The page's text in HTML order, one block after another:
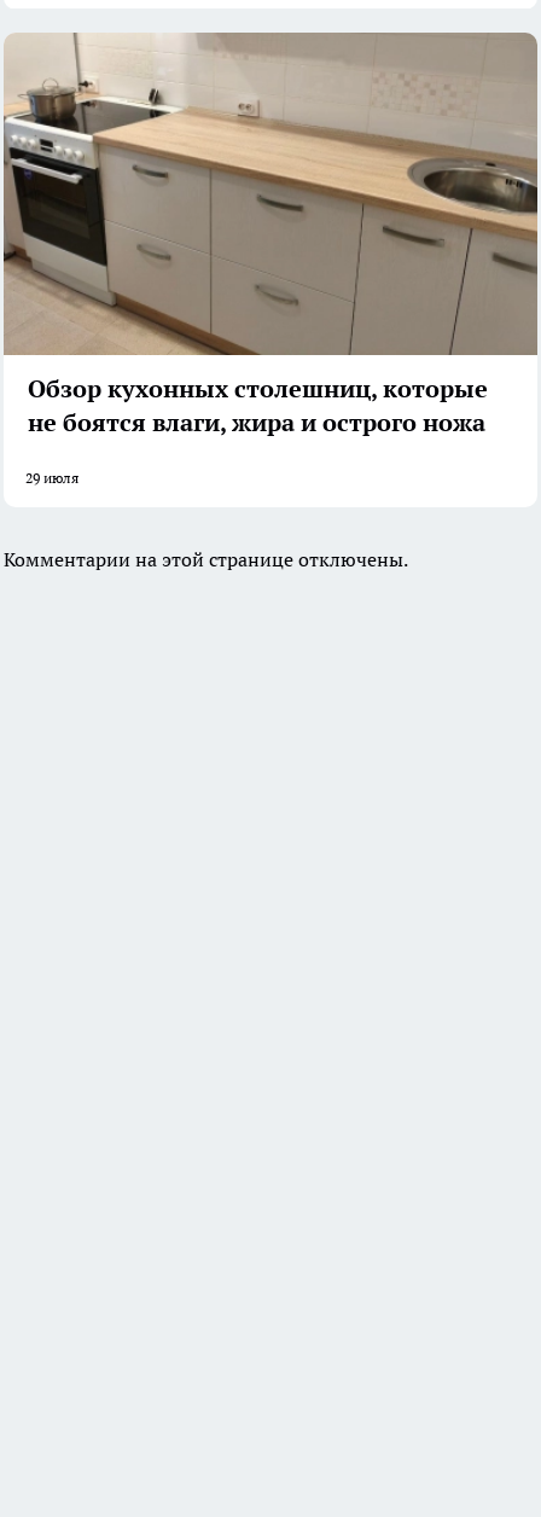
Обзор кухонных столешниц, которые
не боятся влаги, жира и острого ножа
29 июля
Комментарии на этой странице отключены.